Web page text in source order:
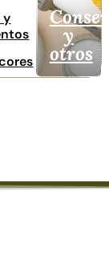
y
otros
y